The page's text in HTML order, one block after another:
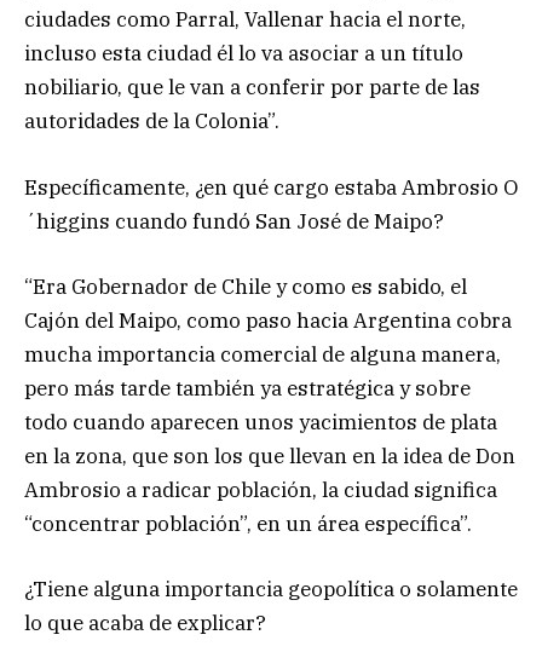
ciudades como Parral, Vallenar hacia el norte,
incluso esta ciudad él lo va asociar a un título
nobiliario, que le van a conferir por parte de las
autoridades de la Colonia”.
Específicamente, ¿en qué cargo estaba Ambrosio O
´higgins cuando fundó San José de Maipo?
“Era Gobernador de Chile y como es sabido, el
Cajón del Maipo, como paso hacia Argentina cobra
mucha importancia comercial de alguna manera,
pero más tarde también ya estratégica y sobre
todo cuando aparecen unos yacimientos de plata
en la zona, que son los que llevan en la idea de Don
Ambrosio a radicar población, la ciudad significa
“concentrar población”, en un área específica”.
¿Tiene alguna importancia geopolítica o solamente
lo que acaba de explicar?